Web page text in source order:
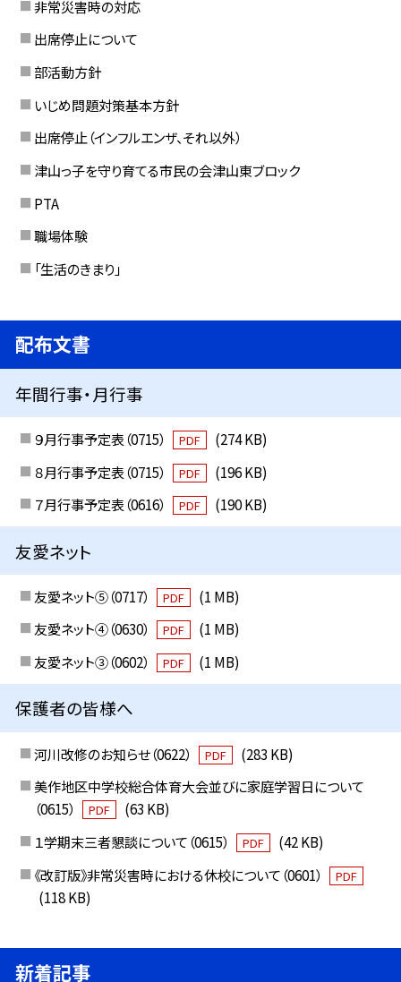
非常災害時の対応
出席停止について
部活動方針
いじめ問題対策基本方針
出席停止（インフルエンザ、それ以外）
津山っ子を守り育てる市民の会津山東ブロック
PTA
職場体験
「生活のきまり」
配布文書
年間行事・月行事
９月行事予定表（0715） PDF
(274 KB)
８月行事予定表（0715）
PDF
(196 KB)
７月行事予定表（0616）
PDF (190 KB)
友愛ネット
友愛ネット⑤（0717） PDF
(1 MB)
友愛ネット④（0630）
PDF
(1 MB)
友愛ネット③（0602）
PDF (1 MB)
保護者の皆様へ
河川改修のお知らせ（0622） PDF
(283 KB)
美作地区中学校総合体育大会並びに家庭学習日について
（0615）
PDF
(63 KB)
１学期末三者懇談について（0615）
PDF
(42 KB)
《改訂版》非常災害時における休校について（0601）
PDF
(118 KB)
新着記事